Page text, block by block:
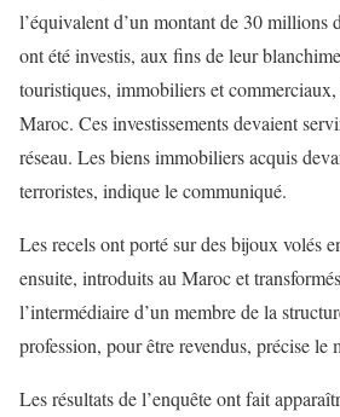
l’équivalent d’un montant de 30 millions
ont été investis, aux fins de leur
touristiques, immobiliers et
Maroc. Ces investissements devaient
réseau. Les biens immobiliers acquis
terroristes, indique le communiqué.
Les recels ont porté sur des bijoux volés
ensuite, introduits au Maroc et
l’intermédiaire d’un membre de la
profession, pour être revendus, précise le
Les résultats de l’enquête ont fait